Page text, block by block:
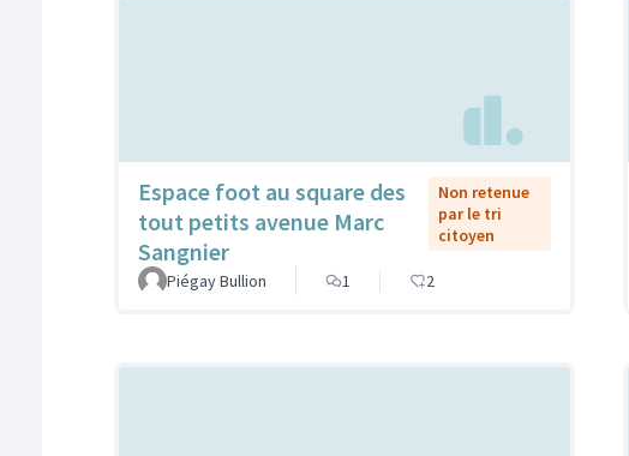
Espace foot au square des
tout petits avenue Marc
Sangnier
Non retenue
par le tri
citoyen
Piégay Bullion 1 2